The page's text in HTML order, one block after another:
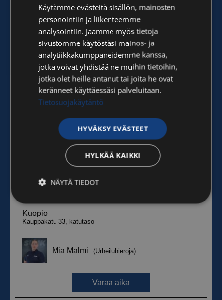
ENGLISH
Käytämme evästeitä sisällön, mainosten
personointiin ja liikenteemme
analysointiin. Jaamme myös tietoja
sivustomme käytöstäsi mainos- ja
analytiikkakumppaneidemme kanssa,
jotka voivat yhdistää ne muihin tietoihin,
jotka olet heille antanut tai joita he ovat
keränneet käyttäessäsi palveluitaan.
Tietosuojakäytäntö
HYVÄKSY EVÄSTEET
HYLKÄÄ KAIKKI
NÄYTÄ TIEDOT
Ehdottomasti
välttämättömät
Suorituskyvylliset
Kohdentavat Toiminnalliset
Luokittelemattomat